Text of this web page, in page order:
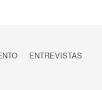
ENTREVISTAS